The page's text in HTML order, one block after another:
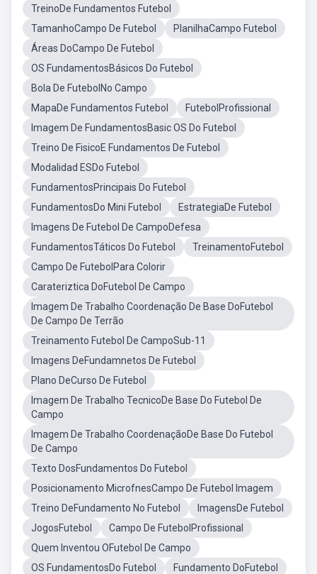
TreinoDe Fundamentos Futebol
TamanhoCampo De Futebol
PlanilhaCampo Futebol
Áreas DoCampo De Futebol
OS FundamentosBásicos Do Futebol
Bola De FutebolNo Campo
MapaDe Fundamentos Futebol
FutebolProfissional
Imagem De FundamentosBasic OS Do Futebol
Treino De FisicoE Fundamentos De Futebol
Modalidad ESDo Futebol
FundamentosPrincipais Do Futebol
FundamentosDo Mini Futebol
EstrategiaDe Futebol
Imagens De Futebol De CampoDefesa
FundamentosTáticos Do Futebol
TreinamentoFutebol
Campo De FutebolPara Colorir
Carateriztica DoFutebol De Campo
Imagem De Trabalho Coordenação De Base DoFutebol
De Campo De Terrão
Treinamento Futebol De CampoSub-11
Imagens DeFundamnetos De Futebol
Plano DeCurso De Futebol
Imagem De Trabalho TecnicoDe Base Do Futebol De
Campo
Imagem De Trabalho CoordenaçãoDe Base Do Futebol
De Campo
Texto DosFundamentos Do Futebol
Posicionamento MicrofnesCampo De Futebol Imagem
Treino DeFundamento No Futebol
ImagensDe Futebol
JogosFutebol
Campo De FutebolProfissional
Quem Inventou OFutebol De Campo
OS FundamentosDo Futebol
Fundamento DoFutebol